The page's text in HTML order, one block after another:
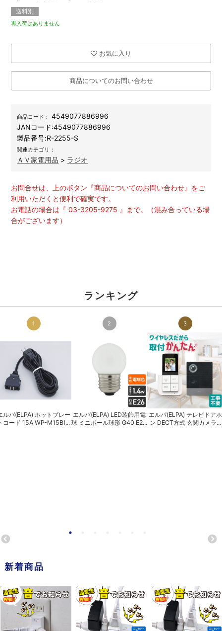
送料別
再入荷はありません
お気に入り
商品についてのお問い合わせ
商品コード：
4549077886996
JANコード:4549077886996
製品番号:R-2255-S
関連カテゴリ：
ＡＶ家電用品 > ラジオ
お問合せは、上のボタン『商品についてのお問い合わせ』をご
利用いただくと便利で確実です。
お電話の場合は『 03-3205-9275 』まで。（混み合っている場
合がございます）
ランキング
1
ルパ(ELPA) ホットプレー
コード 15A WP-M15B(...
2
エルパ(ELPA) LED装飾用電
球 ミニボール球形 G40 E2...
3
エルパ(ELPA) テレビドアホ
ン DECT方式 玄関カメラ...
新着商品